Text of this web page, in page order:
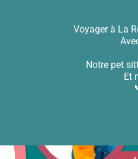
Voyager à La
Notre pet
Et